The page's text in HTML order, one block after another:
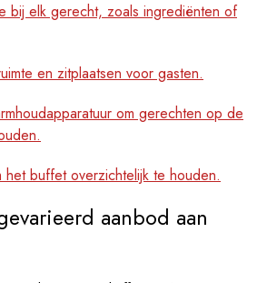
bij elk gerecht, zoals ingrediënten of
en zitplaatsen voor gasten.
om gerechten op de
het buffet overzichtelijk te houden.
aanbod aan